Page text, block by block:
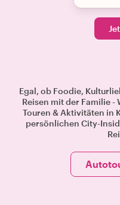
Egal, ob Foodie,
Reisen mit der Familie
Touren & Aktivitäten in
persönlichen City-